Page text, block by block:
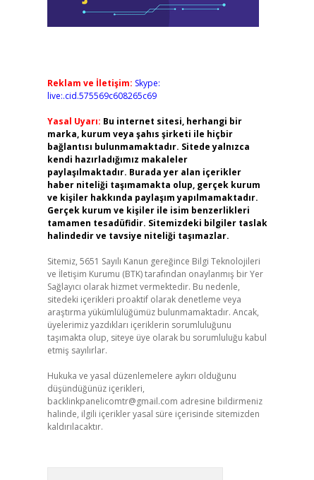
Reklam ve İletişim: Skype:
live:.cid.575569c608265c69
Yasal Uyarı: Bu internet sitesi, herhangi bir
marka, kurum veya şahıs şirketi ile hiçbir
bağlantısı bulunmamaktadır. Sitede yalnızca
kendi hazırladığımız makaleler
paylaşılmaktadır. Burada yer alan içerikler
haber niteliği taşımamakta olup, gerçek kurum
ve kişiler hakkında paylaşım yapılmamaktadır.
Gerçek kurum ve kişiler ile isim benzerlikleri
tamamen tesadüfidir. Sitemizdeki bilgiler taslak
halindedir ve tavsiye niteliği taşımazlar.
Sitemiz, 5651 Sayılı Kanun gereğince Bilgi Teknolojileri
ve İletişim Kurumu (BTK) tarafından onaylanmış bir Yer
Sağlayıcı olarak hizmet vermektedir. Bu nedenle,
sitedeki içerikleri proaktif olarak denetleme veya
araştırma yükümlülüğümüz bulunmamaktadır. Ancak,
üyelerimiz yazdıkları içeriklerin sorumluluğunu
taşımakta olup, siteye üye olarak bu sorumluluğu kabul
etmiş sayılırlar.
Hukuka ve yasal düzenlemelere aykırı olduğunu
düşündüğünüz içerikleri,
backlinkpanelicomtr@gmail.com adresine bildirmeniz
halinde, ilgili içerikler yasal süre içerisinde sitemizden
kaldırılacaktır.